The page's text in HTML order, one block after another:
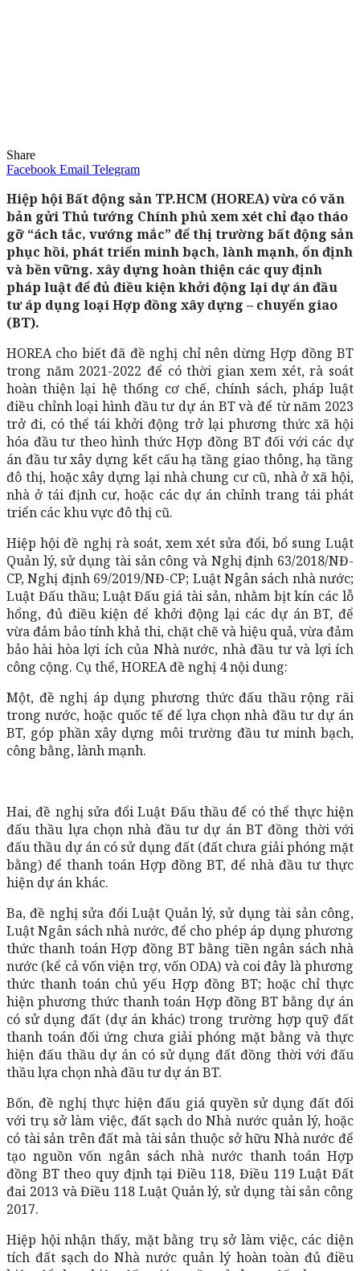
Share
Facebook Email Telegram
Hiệp hội Bất động sản TP.HCM (HOREA) vừa có văn
bản gửi Thủ tướng Chính phủ xem xét chỉ đạo tháo
gỡ “ách tắc, vướng mắc” để thị trường bất động sản
phục hồi, phát triển minh bạch, lành mạnh, ổn định
và bền vững. xây dựng hoàn thiện các quy định
pháp luật để đủ điều kiện khởi động lại dự án đầu
tư áp dụng loại Hợp đồng xây dựng – chuyển giao
(BT).
HOREA cho biết đã đề nghị chỉ nên dừng Hợp đồng BT
trong năm 2021-2022 để có thời gian xem xét, rà soát
hoàn thiện lại hệ thống cơ chế, chính sách, pháp luật
điều chỉnh loại hình đầu tư dự án BT và để từ năm 2023
trở đi, có thể tái khởi động trở lại phương thức xã hội
hóa đầu tư theo hình thức Hợp đồng BT đối với các dự
án đầu tư xây dựng kết cấu hạ tầng giao thông, hạ tầng
đô thị, hoặc xây dựng lại nhà chung cư cũ, nhà ở xã hội,
nhà ở tái định cư, hoặc các dự án chỉnh trang tái phát
triển các khu vực đô thị cũ.
Hiệp hội đề nghị rà soát, xem xét sửa đổi, bổ sung Luật
Quản lý, sử dụng tài sản công và Nghị định 63/2018/NĐ-
CP, Nghị định 69/2019/NĐ-CP; Luật Ngân sách nhà nước;
Luật Đấu thầu; Luật Đấu giá tài sản, nhằm bịt kín các lỗ
hổng, đủ điều kiện để khởi động lại các dự án BT, để
vừa đảm bảo tính khả thi, chặt chẽ và hiệu quả, vừa đảm
bảo hài hòa lợi ích của Nhà nước, nhà đầu tư và lợi ích
công cộng. Cụ thể, HOREA đề nghị 4 nội dung:
Một, đề nghị áp dụng phương thức đấu thầu rộng rãi
trong nước, hoặc quốc tế để lựa chọn nhà đầu tư dự án
BT, góp phần xây dựng môi trường đầu tư minh bạch,
công bằng, lành mạnh.
Hai, đề nghị sửa đổi Luật Đấu thầu để có thể thực hiện
đấu thầu lựa chọn nhà đầu tư dự án BT đồng thời với
đấu thầu dự án có sử dụng đất (đất chưa giải phóng mặt
bằng) để thanh toán Hợp đồng BT, để nhà đầu tư thực
hiện dự án khác.
Ba, đề nghị sửa đổi Luật Quản lý, sử dụng tài sản công,
Luật Ngân sách nhà nước, để cho phép áp dụng phương
thức thanh toán Hợp đồng BT bằng tiền ngân sách nhà
nước (kể cả vốn viện trợ, vốn ODA) và coi đây là phương
thức thanh toán chủ yếu Hợp đồng BT; hoặc chỉ thực
hiện phương thức thanh toán Hợp đồng BT bằng dự án
có sử dụng đất (dự án khác) trong trường hợp quỹ đất
thanh toán đối ứng chưa giải phóng mặt bằng và thực
hiện đấu thầu dự án có sử dụng đất đồng thời với đấu
thầu lựa chọn nhà đầu tư dự án BT.
Bốn, đề nghị thực hiện đấu giá quyền sử dụng đất đối
với trụ sở làm việc, đất sạch do Nhà nước quản lý, hoặc
có tài sản trên đất mà tài sản thuộc sở hữu Nhà nước để
tạo nguồn vốn ngân sách nhà nước thanh toán Hợp
đồng BT theo quy định tại Điều 118, Điều 119 Luật Đất
đai 2013 và Điều 118 Luật Quản lý, sử dụng tài sản công
2017.
Hiệp hội nhận thấy, mặt bằng trụ sở làm việc, các diện
tích đất sạch do Nhà nước quản lý hoàn toàn đủ điều